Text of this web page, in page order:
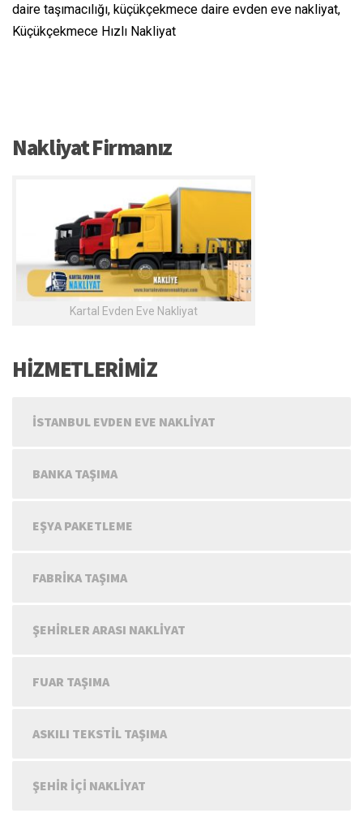
daire taşımacılığı, küçükçekmece daire evden eve nakliyat,
Küçükçekmece Hızlı Nakliyat
Nakliyat Firmanız
Kartal Evden Eve Nakliyat
HİZMETLERİMİZ
İSTANBUL EVDEN EVE NAKLIYAT
BANKA TAŞIMA
EŞYA PAKETLEME
FABRIKA TAŞIMA
ŞEHIRLER ARASI NAKLIYAT
FUAR TAŞIMA
ASKILI TEKSTIL TAŞIMA
ŞEHIR IÇI NAKLIYAT